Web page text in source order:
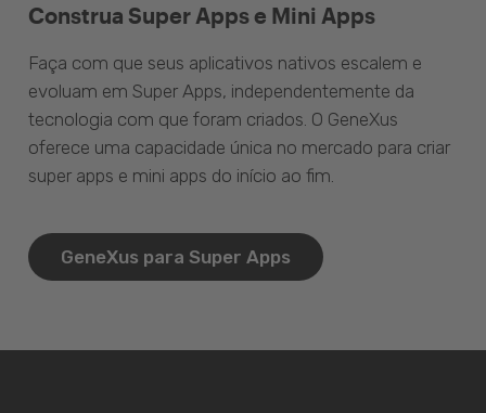
Construa Super Apps e Mini Apps
Faça com que seus aplicativos nativos escalem e
evoluam em Super Apps, independentemente da
tecnologia com que foram criados. O GeneXus
oferece uma capacidade única no mercado para criar
super apps e mini apps do início ao fim.
GeneXus para Super Apps